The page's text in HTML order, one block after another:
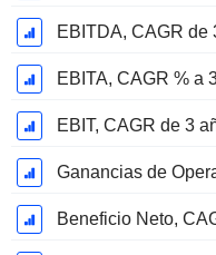
EBITDA, CAGR de
EBITA, CAGR % a
EBIT, CAGR de 3
Beneficio Neto,